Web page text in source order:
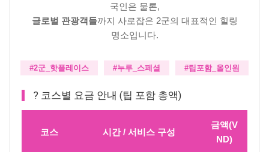
국인은 물론,
글로벌 관광객들까지 사로잡은 2군의 대표적인 힐링
명소입니다.
#2군_핫플레이스 #누루_스페셜 #팁포함_올인원
? 코스별 요금 안내 (팁 포함 총액)
코스 시간 / 서비스 구성
금액(V
ND)